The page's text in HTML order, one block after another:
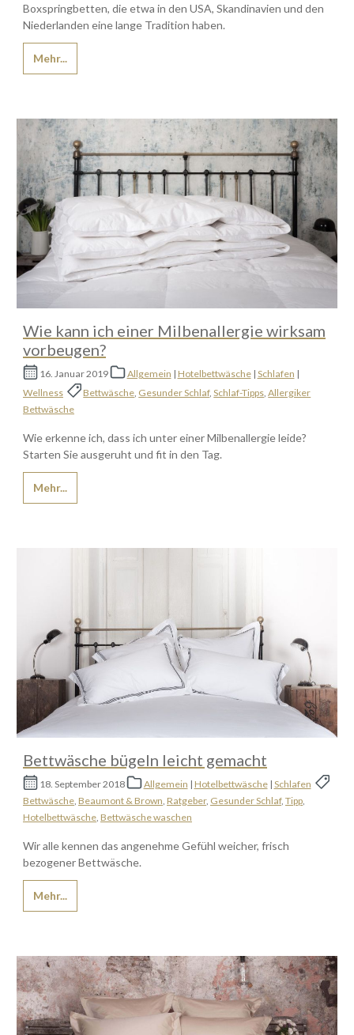
Boxspringbetten, die etwa in den USA, Skandinavien und den
Niederlanden eine lange Tradition haben.
Mehr...
Wie kann ich einer Milbenallergie wirksam
vorbeugen?
16. Januar 2019 Allgemein | Hotelbettwäsche| Schlafen |
Wellness
Bettwäsche, Gesunder Schlaf,Schlaf-Tipps,Allergiker
Bettwäsche
Wie erkenne ich, dass ich unter einer Milbenallergie leide?
Starten Sie ausgeruht und fit in den Tag.
Mehr...
Bettwäsche bügeln leicht gemacht
18. September 2018 Allgemein | Hotelbettwäsche| Schlafen
Bettwäsche, Beaumont & Brown, Ratgeber, Gesunder Schlaf, Tipp,
Hotelbettwäsche, Bettwäsche waschen
Wir alle kennen das angenehme Gefühl weicher, frisch
bezogener Bettwäsche.
Mehr...